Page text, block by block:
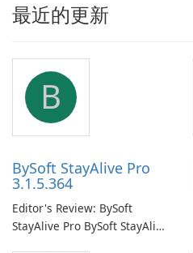
最近的更新
B
BySoft StayAlive Pro
3.1.5.364
Editor's Review: BySoft
StayAlive Pro BySoft StayAlive